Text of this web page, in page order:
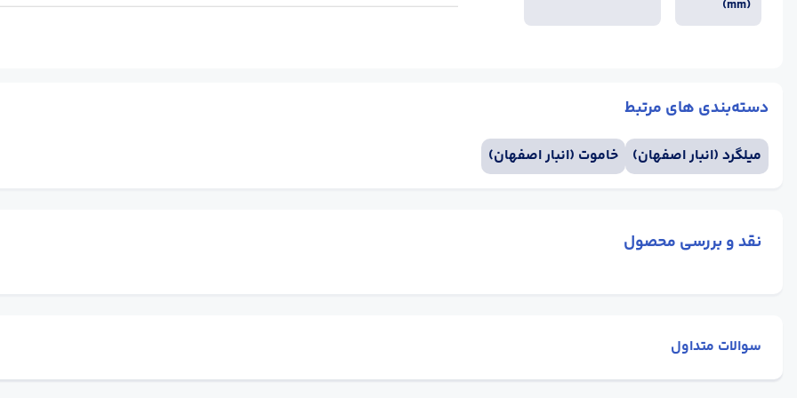
(mm)
دسته‌بندی های مرتبط
میلگرد (انبار اصفهان) خاموت (انبار اصفهان)
نقد و بررسی محصول
سوالات متداول